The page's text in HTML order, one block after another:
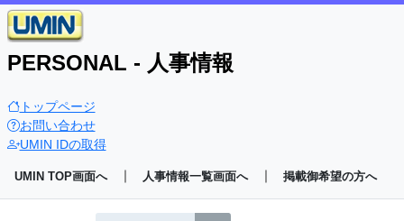
PERSONAL - 人事情報
トップページ
お問い合わせ
UMIN IDの取得
UMIN TOP画面へ ｜ 人事情報一覧画面へ ｜ 掲載御希望の方へ